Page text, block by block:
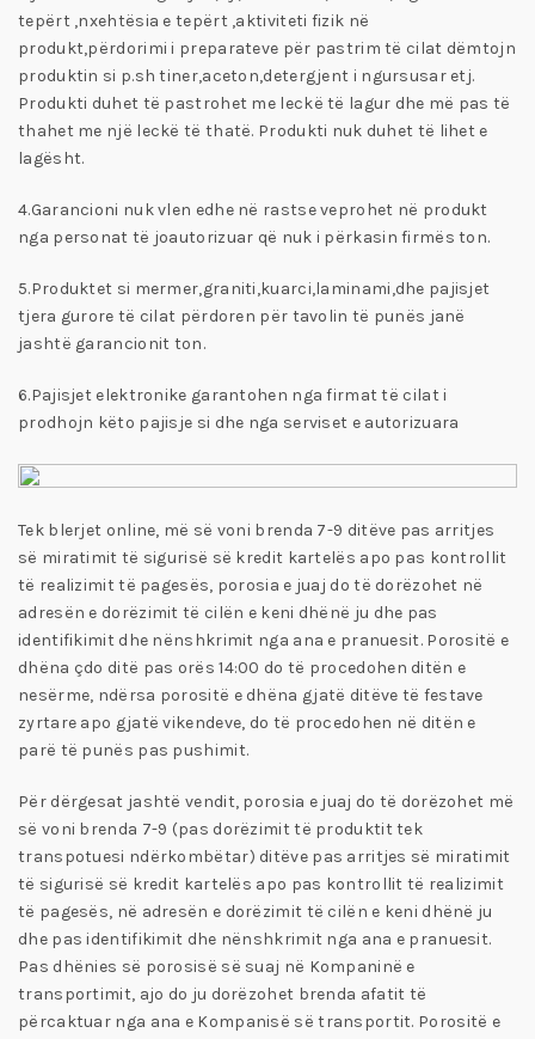
tepërt ,nxehtësia e tepërt ,aktiviteti fizik në
produkt,përdorimi i preparateve për pastrim të cilat dëmtojn
produktin si p.sh tiner,aceton,detergjent i ngursusar etj.
Produkti duhet të pastrohet me leckë të lagur dhe më pas të
thahet me një leckë të thatë. Produkti nuk duhet të lihet e
lagësht.
4.Garancioni nuk vlen edhe në rastse veprohet në produkt
nga personat të joautorizuar që nuk i përkasin firmës ton.
5.Produktet si mermer,graniti,kuarci,laminami,dhe pajisjet
tjera gurore të cilat përdoren për tavolin të punës janë
jashtë garancionit ton.
6.Pajisjet elektronike garantohen nga firmat të cilat i
prodhojn këto pajisje si dhe nga serviset e autorizuara
Tek blerjet online, më së voni brenda 7-9 ditëve pas arritjes
së miratimit të sigurisë së kredit kartelës apo pas kontrollit
të realizimit të pagesës, porosia e juaj do të dorëzohet në
adresën e dorëzimit të cilën e keni dhënë ju dhe pas
identifikimit dhe nënshkrimit nga ana e pranuesit. Porositë e
dhëna çdo ditë pas orës 14:00 do të procedohen ditën e
nesërme, ndërsa porositë e dhëna gjatë ditëve të festave
zyrtare apo gjatë vikendeve, do të procedohen në ditën e
parë të punës pas pushimit.
Për dërgesat jashtë vendit, porosia e juaj do të dorëzohet më
së voni brenda 7-9 (pas dorëzimit të produktit tek
transpotuesi ndërkombëtar) ditëve pas arritjes së miratimit
të sigurisë së kredit kartelës apo pas kontrollit të realizimit
të pagesës, në adresën e dorëzimit të cilën e keni dhënë ju
dhe pas identifikimit dhe nënshkrimit nga ana e pranuesit.
Pas dhënies së porosisë së suaj në Kompaninë e
transportimit, ajo do ju dorëzohet brenda afatit të
përcaktuar nga ana e Kompanisë së transportit. Porositë e